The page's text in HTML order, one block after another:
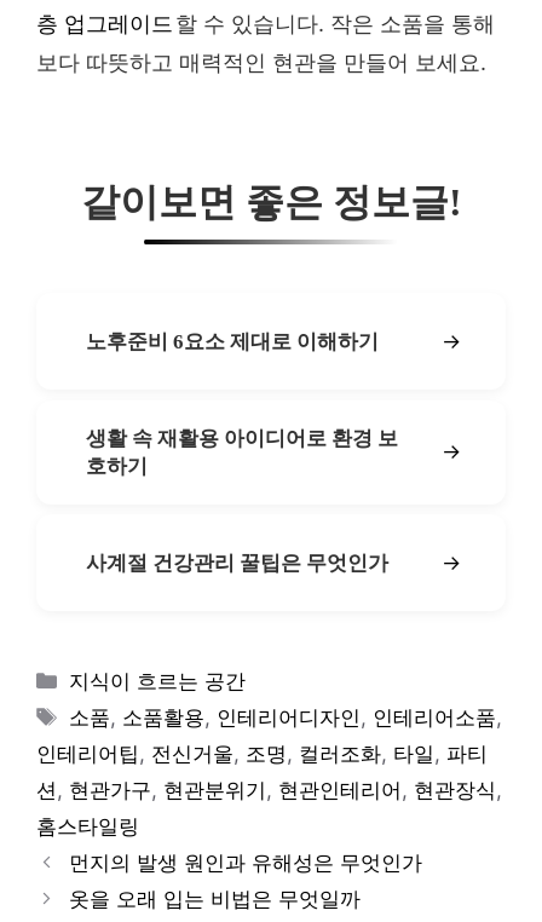
층 업그레이드할 수 있습니다. 작은 소품을 통해
보다 따뜻하고 매력적인 현관을 만들어 보세요.
같이보면 좋은 정보글!
노후준비 6요소 제대로 이해하기 →
생활 속 재활용 아이디어로 환경 보
호하기
→
사계절 건강관리 꿀팁은 무엇인가 →
카
테
리
지식이 흐르는 공간
태
그
소품, 소품활용, 인테리어디자인 , 인테리어소품,
인테리어팁 , 전신거울, 조명 , 컬러조화, 타일 , 파티
션 , 현관가구, 현관분위기 , 현관인테리어 , 현관장식 ,
홈스타일링
먼지의 발생 원인과 유해성은 무엇인가
옷을 오래 입는 비법은 무엇일까